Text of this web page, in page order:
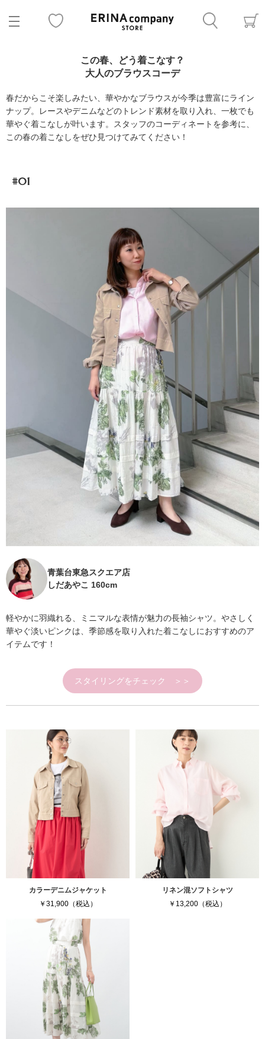
この春、どう着こなす？
大人のブラウスコーデ
春だからこそ楽しみたい、華やかなブラウスが今季は豊富にライン
ナップ。レースやデニムなどのトレンド素材を取り入れ、一枚でも
華やぐ着こなしが叶います。スタッフのコーディネートを参考に、
この春の着こなしをぜひ見つけてみてください！
#01
青葉台東急スクエア店
しだあやこ 160cm
軽やかに羽織れる、ミニマルな表情が魅力の長袖シャツ。やさしく
華やぐ淡いピンクは、季節感を取り入れた着こなしにおすすめのア
イテムです！
スタイリングをチェック ＞＞
カラーデニムジャケット
￥31,900（税込）
リネン混ソフトシャツ
￥13,200（税込）